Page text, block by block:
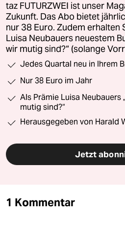
taz FUTURZWEI ist unser
Zukunft. Das Abo bietet
nur 38 Euro. Zudem erhalten
Luisa Neubauers neuestem
wir mutig sind?“ (solange
Jedes Quartal neu in Ihrem
Nur 38 Euro im Jahr
Als Prämie Luisa Neubauers
mutig sind?“
Herausgegeben von Harald
Jetzt
1 Kommentar